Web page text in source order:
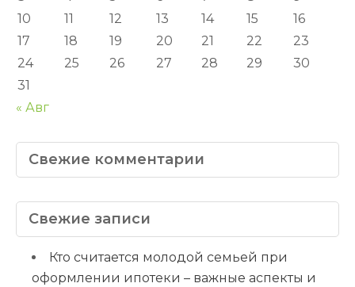
10
11 12 13 14 15
16
17
18 19 20 21 22
23
24
25 26 27 28 29
30
31
« Авг
Свежие комментарии
Свежие записи
Кто считается молодой семьей при
оформлении ипотеки – важные аспекты и